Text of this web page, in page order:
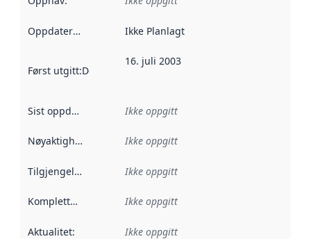
Oppdateringsfrekvens :
Ikke Planlagt
Først utgitt:Denne datoen sier når dataene i dette
16. juli 2003
Sist oppdatert Ikke oppgitt
Nøyaktighet Ikke oppgitt
Tilgjengelighet Ikke oppgitt
Kompletthet Ikke oppgitt
Aktualitet: Ikke oppgitt